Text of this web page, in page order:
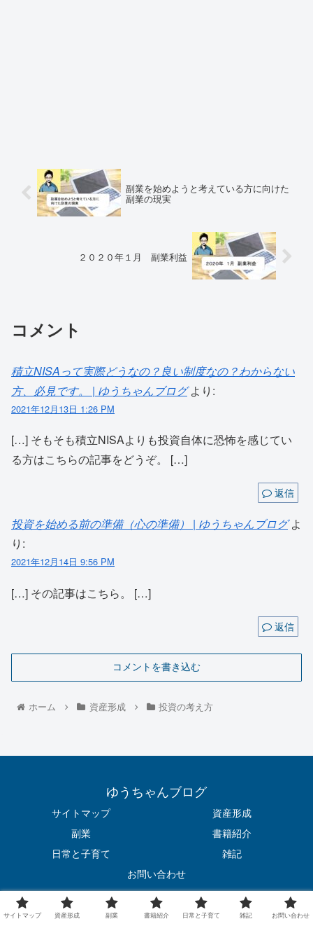
副業を始めようと考えている方に向けた
副業の現実
２０２０年１月 副業利益
コメント
積立NISAって実際どうなの？良い制度なの？わからない
方、必見です。 | ゆうちゃんブログ より:
2021年12月13日 1:26 PM
[…] そもそも積立NISAよりも投資自体に恐怖を感じてい
る方はこちらの記事をどうぞ。 […]
返信
投資を始める前の準備（心の準備） | ゆうちゃんブログ よ
り:
2021年12月14日 9:56 PM
[…] その記事はこちら。 […]
返信
コメントを書き込む
ホーム 資産形成 投資の考え方
ゆうちゃんブログ
サイトマップ
資産形成
副業
書籍紹介
日常と子育て
雑記
お問い合わせ
© 2020 ゆうちゃんブログ.
サイトマップ 資産形成 副業 書籍紹介 日常と子育て 雑記 お問い合わせ